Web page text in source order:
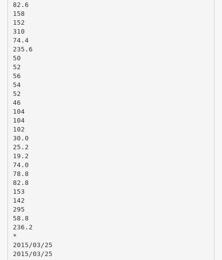
82.6
158
152
310
74.4
235.6
50
52
56
54
52
46
104
104
102
30.0
25.2
19.2
74.0
78.8
82.8
153
142
295
58.8
236.2
*
2015/03/25
2015/03/25